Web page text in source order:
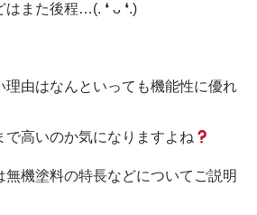
また後程…(. ❛ ᴗ ❛.)
理由はなんといっても機能性に優れ
で高いのか気になりますよね
機塗料の特長などについてご説明